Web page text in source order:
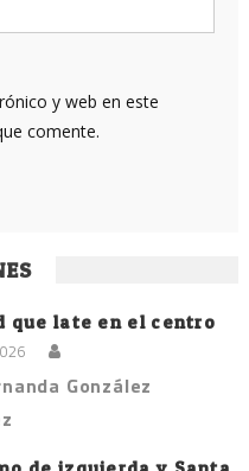
y web en este
comente.
que late en el centro
González